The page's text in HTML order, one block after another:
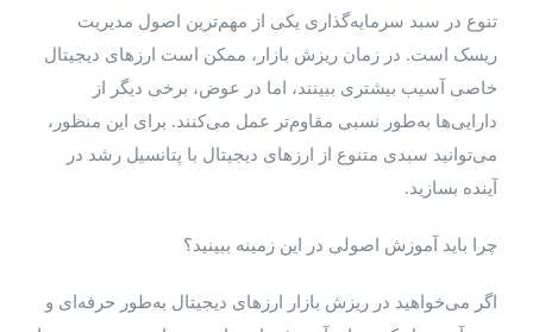
تنوع در سبد سرمایه‌گذاری یکی از مهم‌ترین اصول مدیریت
ریسک است. در زمان ریزش بازار، ممکن است ارزهای دیجیتال
خاصی آسیب بیشتری ببینند، اما در عوض، برخی دیگر از
دارایی‌ها به‌طور نسبی مقاوم‌تر عمل می‌کنند. برای این منظور،
می‌توانید سبدی متنوع از ارزهای دیجیتال با پتانسیل رشد در
آینده بسازید.
چرا باید آموزش اصولی در این زمینه ببینید؟
اگر می‌خواهید در ریزش بازار ارزهای دیجیتال به‌طور حرفه‌ای و